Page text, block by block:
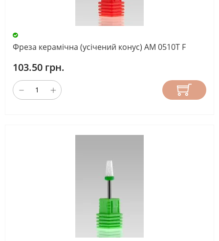
Фреза керамічна (усічений конус) AM 0510T F
103.50 грн.